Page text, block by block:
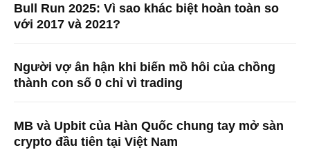
Bull Run 2025: Vì sao khác biệt hoàn toàn so
với 2017 và 2021?
Người vợ ân hận khi biến mồ hôi của chồng
thành con số 0 chỉ vì trading
MB và Upbit của Hàn Quốc chung tay mở sàn
crypto đầu tiên tại Việt Nam